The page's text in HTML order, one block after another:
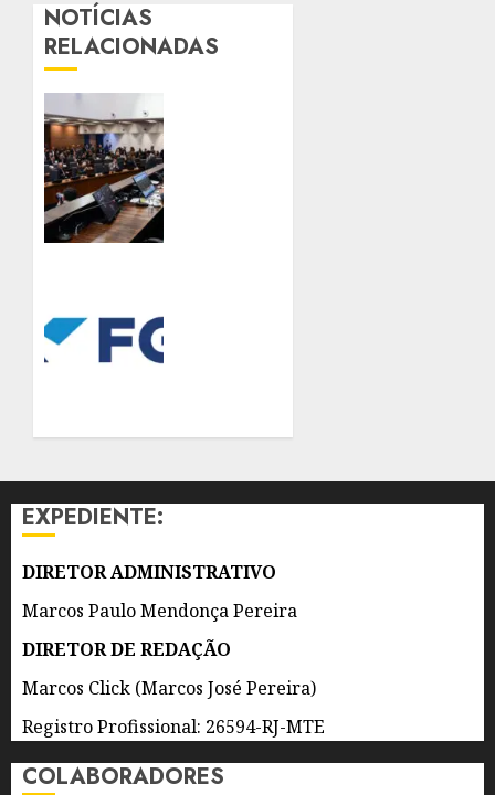
NOTÍCIAS
RELACIONADAS
COMERCIAIS
AGOSTO
5 DE
AGOSTO
DE 2026
0
EXPEDIENTE:
DIRETOR ADMINISTRATIVO
Marcos Paulo Mendonça Pereira
DIRETOR DE REDAÇÃO
Marcos Click (Marcos José Pereira)
Registro Profissional: 26594-RJ-MTE
COLABORADORES